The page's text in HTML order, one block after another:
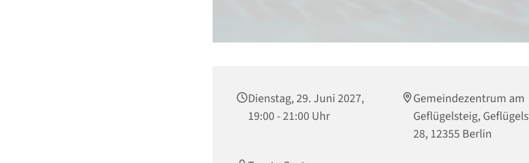
Dienstag, 29. Juni 2027,
19:00 - 21:00 Uhr
Gemeindezentrum am
Geflügelsteig,
28, 12355 Berlin